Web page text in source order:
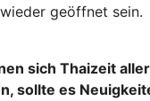
geöffnet sein.
sich Thaizeit
sollte es